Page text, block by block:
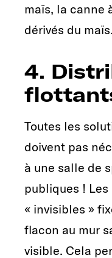
maïs, la canne
dérivés du maïs.
4.
Toutes les
doivent pas
à une salle de
publiques !
« invisibles »
flacon au mur
visible. Cela